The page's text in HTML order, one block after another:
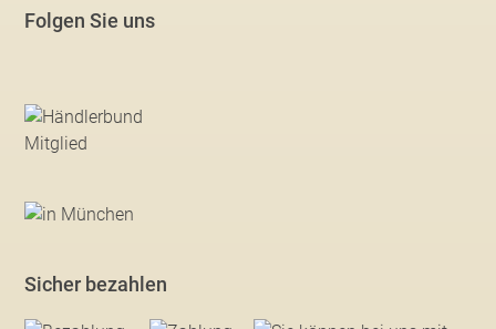
Folgen Sie uns
Sicher bezahlen